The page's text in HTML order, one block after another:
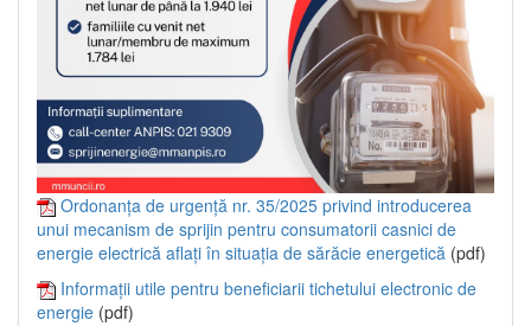
Ordonanța de urgență nr. 35/2025 privind introducerea
unui mecanism de sprijin pentru consumatorii casnici de
energie electrică aflați în situația de sărăcie energetică (pdf)
Informații utile pentru beneficiarii tichetului electronic de
energie (pdf)